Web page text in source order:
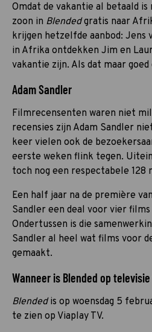
Omdat de vakantie al betaald is
zoon in Blendedgratis naar
krijgen hetzelfde aanbod: Jens
in Afrika ontdekken Jim en
vakantie zijn. Als dat maar goed
Adam Sandler
Filmrecensenten waren niet
recensies zijn Adam Sandler
keer vielen ook de
eerste weken flink tegen.
toch nog een respectabele 128
Een half jaar na de première van
Sandler een deal voor vier
Ondertussen is die
Sandler al heel wat films voor
gemaakt.
Wanneer is Blended op
Blendedis op woensdag 5
te zien op Viaplay TV.